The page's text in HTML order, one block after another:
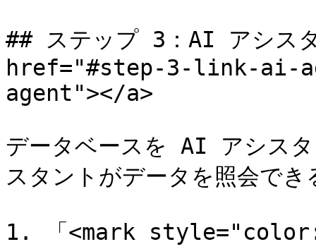
## ステップ 3：AI アシス
href="#step-3-link-ai-
agent"></a>
データベースを AI アシス
スタントがデータを照会で
1. 「<mark